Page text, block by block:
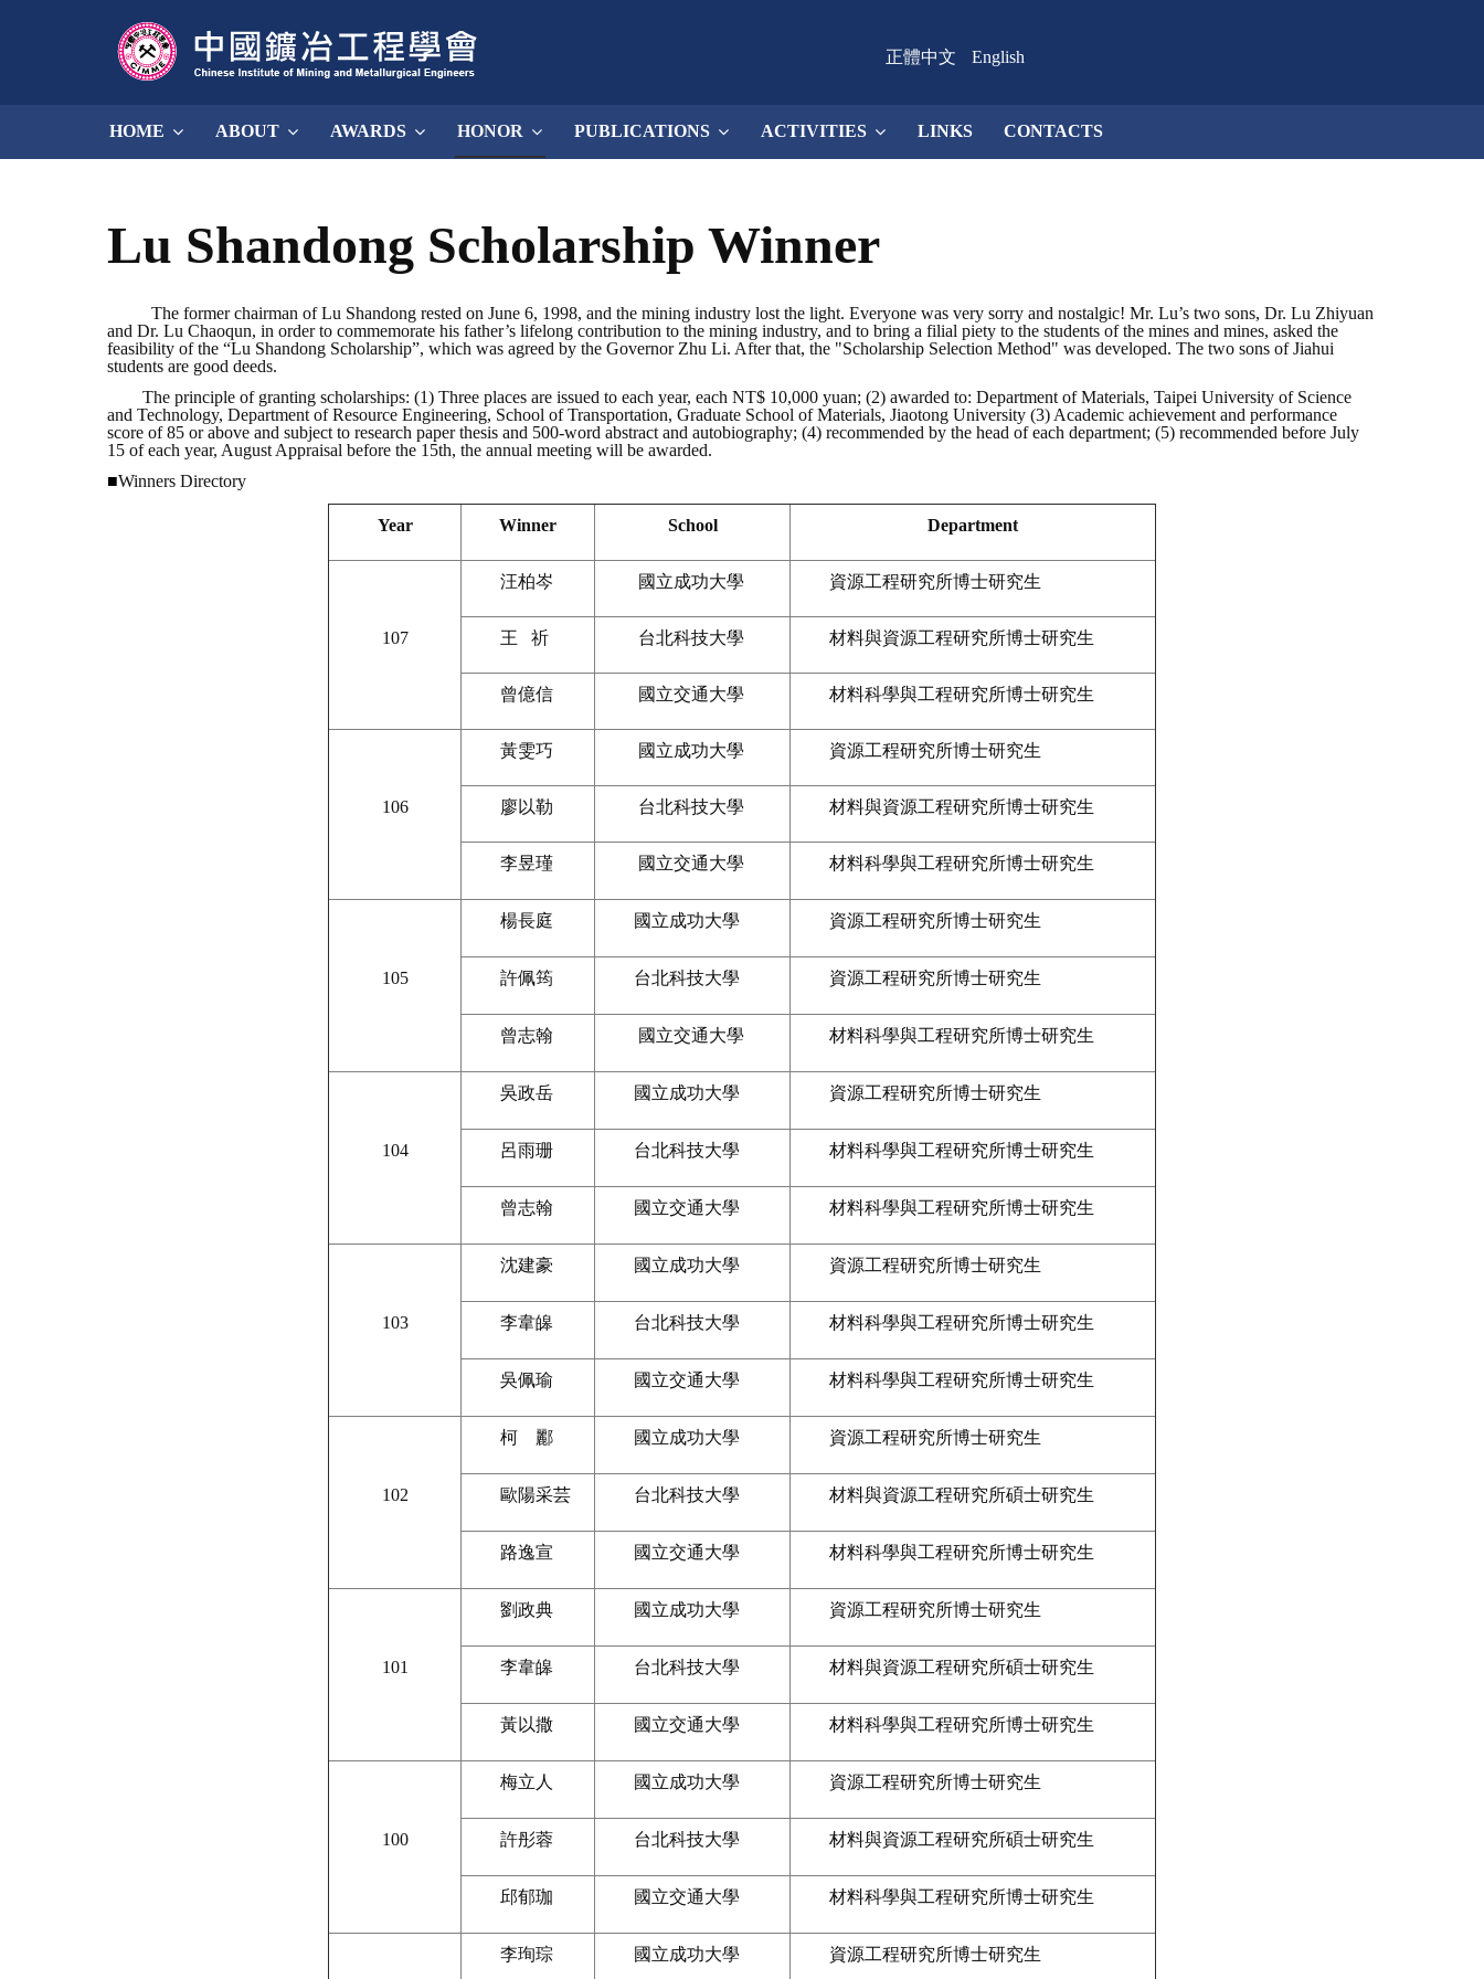
正體中文 English
HOME ABOUT AWARDS HONOR PUBLICATIONS ACTIVITIES LINKS CONTACTS
Lu Shandong Scholarship Winner
The former chairman of Lu Shandong rested on June 6, 1998, and the mining industry lost the light. Everyone was very sorry and nostalgic! Mr. Lu’s two sons, Dr. Lu Zhiyuan
and Dr. Lu Chaoqun, in order to commemorate his father’s lifelong contribution to the mining industry, and to bring a filial piety to the students of the mines and mines, asked the
feasibility of the “Lu Shandong Scholarship”, which was agreed by the Governor Zhu Li. After that, the "Scholarship Selection Method" was developed. The two sons of Jiahui
students are good deeds.
The principle of granting scholarships: (1) Three places are issued to each year, each NT$ 10,000 yuan; (2) awarded to: Department of Materials, Taipei University of Science
and Technology, Department of Resource Engineering, School of Transportation, Graduate School of Materials, Jiaotong University (3) Academic achievement and performance
score of 85 or above and subject to research paper thesis and 500-word abstract and autobiography; (4) recommended by the head of each department; (5) recommended before July
15 of each year, August Appraisal before the 15th, the annual meeting will be awarded.
■Winners Directory
Year Winner School Department
107
汪柏岑 國立成功大學 資源工程研究所博士研究生
王 祈 台北科技大學 材料與資源工程研究所博士研究生
曾億信 國立交通大學 材料科學與工程研究所博士研究生
106
黃雯巧 國立成功大學 資源工程研究所博士研究生
廖以勒 台北科技大學 材料與資源工程研究所博士研究生
李昱瑾 國立交通大學 材料科學與工程研究所博士研究生
105
楊長庭 國立成功大學 資源工程研究所博士研究生
許佩筠 台北科技大學 資源工程研究所博士研究生
曾志翰 國立交通大學 材料科學與工程研究所博士研究生
104
吳政岳 國立成功大學 資源工程研究所博士研究生
呂雨珊 台北科技大學 材料科學與工程研究所博士研究生
曾志翰 國立交通大學 材料科學與工程研究所博士研究生
103
沈建豪 國立成功大學 資源工程研究所博士研究生
李韋皞 台北科技大學 材料科學與工程研究所博士研究生
吳佩瑜 國立交通大學 材料科學與工程研究所博士研究生
102
柯 酈 國立成功大學 資源工程研究所博士研究生
歐陽采芸 台北科技大學 材料與資源工程研究所碩士研究生
路逸宣 國立交通大學 材料科學與工程研究所博士研究生
101
劉政典 國立成功大學 資源工程研究所博士研究生
李韋皞 台北科技大學 材料與資源工程研究所碩士研究生
黃以撒 國立交通大學 材料科學與工程研究所博士研究生
100
梅立人 國立成功大學 資源工程研究所博士研究生
許彤蓉 台北科技大學 材料與資源工程研究所碩士研究生
邱郁珈 國立交通大學 材料科學與工程研究所博士研究生
李珣琮 國立成功大學 資源工程研究所博士研究生